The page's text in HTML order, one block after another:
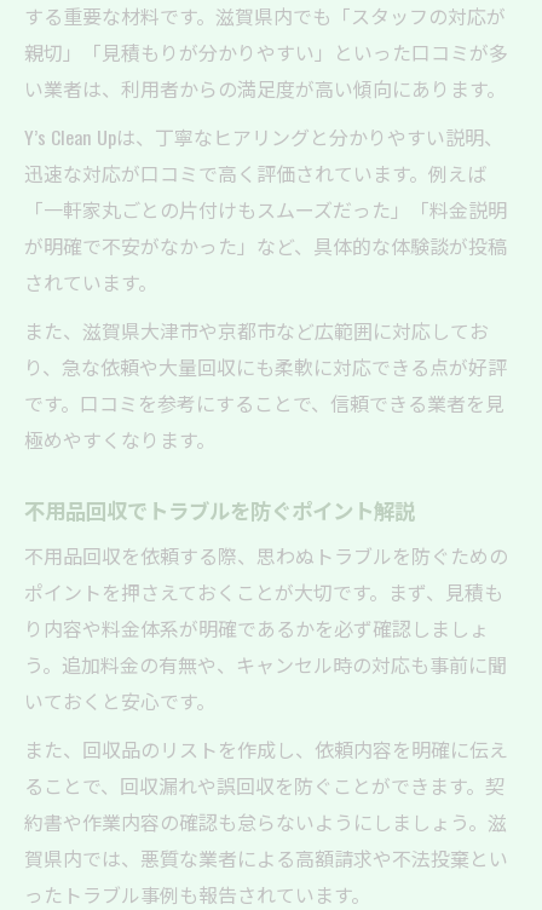
する重要な材料です。滋賀県内でも「スタッフの対応が
親切」「見積もりが分かりやすい」といった口コミが多
い業者は、利用者からの満足度が高い傾向にあります。
Y’s Clean Upは、丁寧なヒアリングと分かりやすい説明、
迅速な対応が口コミで高く評価されています。例えば
「一軒家丸ごとの片付けもスムーズだった」「料金説明
が明確で不安がなかった」など、具体的な体験談が投稿
されています。
また、滋賀県大津市や京都市など広範囲に対応してお
り、急な依頼や大量回収にも柔軟に対応できる点が好評
です。口コミを参考にすることで、信頼できる業者を見
極めやすくなります。
不用品回収でトラブルを防ぐポイント解説
不用品回収を依頼する際、思わぬトラブルを防ぐための
ポイントを押さえておくことが大切です。まず、見積も
り内容や料金体系が明確であるかを必ず確認しましょ
う。追加料金の有無や、キャンセル時の対応も事前に聞
いておくと安心です。
また、回収品のリストを作成し、依頼内容を明確に伝え
ることで、回収漏れや誤回収を防ぐことができます。契
約書や作業内容の確認も怠らないようにしましょう。滋
賀県内では、悪質な業者による高額請求や不法投棄とい
ったトラブル事例も報告されています。